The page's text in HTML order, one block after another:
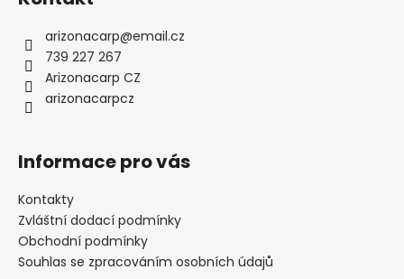
arizonacarp@email.cz
739 227 267
Arizonacarp CZ
arizonacarpcz
Informace pro vás
Kontakty
Zvláštní dodací podmínky
Obchodní podmínky
Souhlas se zpracováním osobních údajů